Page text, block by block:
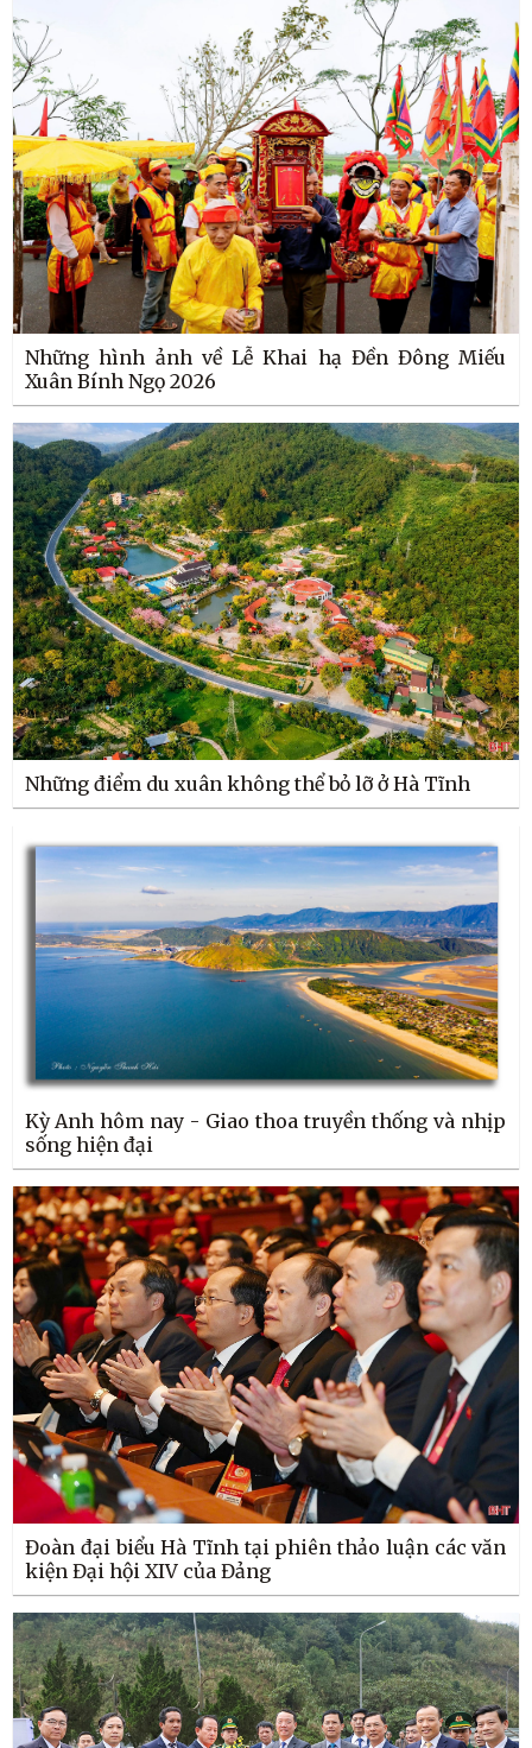
Những hình ảnh về Lễ Khai hạ Đền Đông Miếu
Xuân Bính Ngọ 2026
Những điểm du xuân không thể bỏ lỡ ở Hà Tĩnh
Kỳ Anh hôm nay - Giao thoa truyền thống và nhịp
sống hiện đại
Đoàn đại biểu Hà Tĩnh tại phiên thảo luận các văn
kiện Đại hội XIV của Đảng